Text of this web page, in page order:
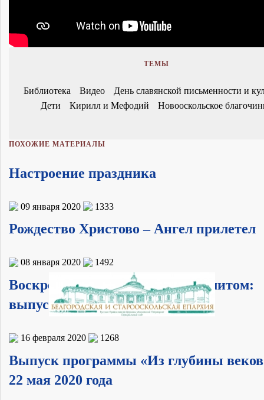
ТЕМЫ
Библиотека Видео
День славянской письменности и
Дети
Кирилл и Мефодий Новооскольское
ПОХОЖИЕ МАТЕРИАЛЫ
Настроение праздника
09 января 2020 1333
Рождество Христово – Ангел прилетел
08 января 2020 1492
Воскресные встречи с митрополитом:
выпуск 16 февраля 2020 года
16 февраля 2020 1268
Выпуск программы «Из глубины
22 мая 2020 года